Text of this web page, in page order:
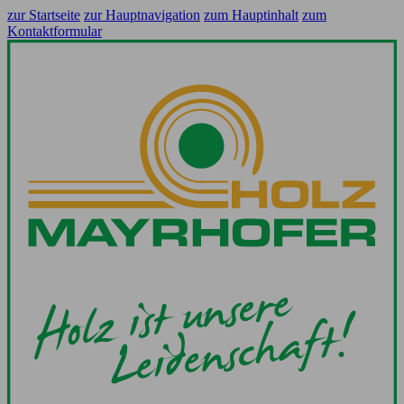
zur Startseite zur Hauptnavigation zum Hauptinhalt zum
Kontaktformular